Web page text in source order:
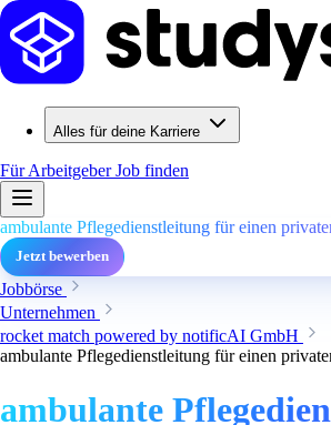
Alles für deine Karriere
Für ArbeitgeberJob finden
ambulante Pflegedienstleitung für einen
Jetzt bewerben
Jobbörse
Unternehmen
rocket match powered by notificAI GmbH
ambulante Pflegedienstleitung für einen
ambulante